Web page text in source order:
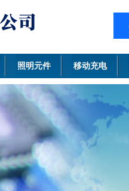
照明元件 移动充电